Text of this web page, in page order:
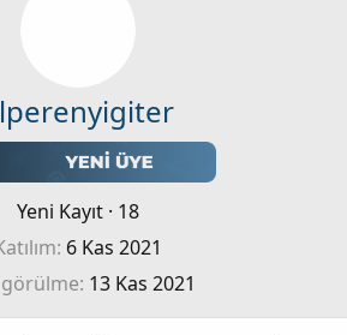
Yeni Kayıt · 18
6 Kas 2021
13 Kas 2021